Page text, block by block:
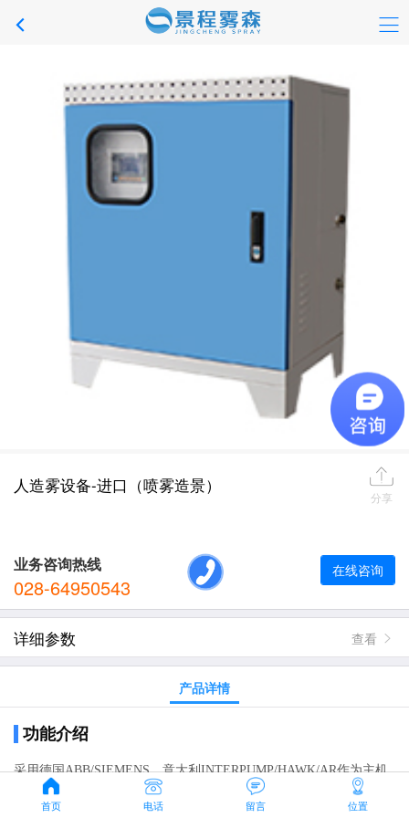
人造雾设备-进口（喷雾造景）
分享
业务咨询热线
028-64950543
在线咨询
查看
详细参数
产品详情
功能介绍
采用德国ABB/SIEMENS、意大利INTERPUMP/HAWK/AR作为主机
械核心部件，采用法国Schneider品牌作为设备电子元器件部件，产
首页 电话 留言 位置